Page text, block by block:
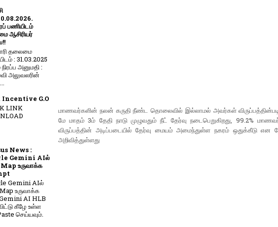
மாணவர்களின் நலன் கருதி நீண்ட தொலைவில் இல்லாமல் அவர்கள்
மே மாதம் 3ம் தேதி நாடு முழுவதும் நீட் தேர்வு நடைபெறுகிறது, 99.2%
விருப்பத்தின் அடிப்படையில் தேர்வு மையம் அமைந்துள்ள நகரம் ஒதுக்கீடு என
அறிவித்துள்ளது
பணியிடம்
ஆசிரியர்
தலைமை
: 31.03.2025
அனுமதி :
அலுவலரின்
Incentive G.O
LINK
News :
Gemini AIல்
உருவாக்க
Gemini AIல்
உருவாக்க
AI HLB
கீழே உள்ள
செய்யவும்.